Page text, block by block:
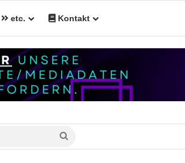
etc. Kontakt